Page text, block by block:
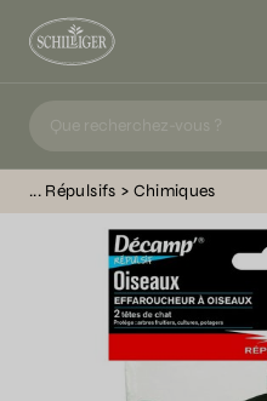
Répulsifs Chimiques